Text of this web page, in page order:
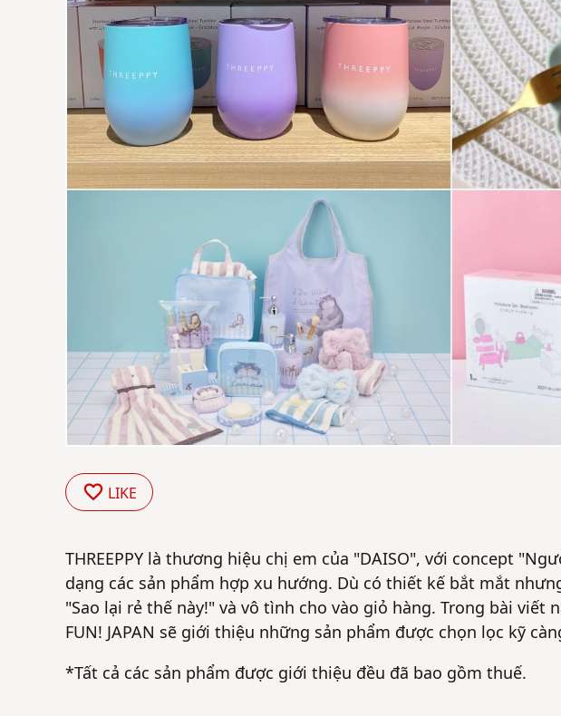
LIKE
THREEPPY là thương hiệu chị em của "DAISO", với concept
dạng các sản phẩm hợp xu hướng. Dù có thiết kế bắt mắt
"Sao lại rẻ thế này!" và vô tình cho vào giỏ hàng. Trong bài viết
FUN! JAPAN sẽ giới thiệu những sản phẩm được chọn lọc kỹ
*Tất cả các sản phẩm được giới thiệu đều đã bao gồm thuế.